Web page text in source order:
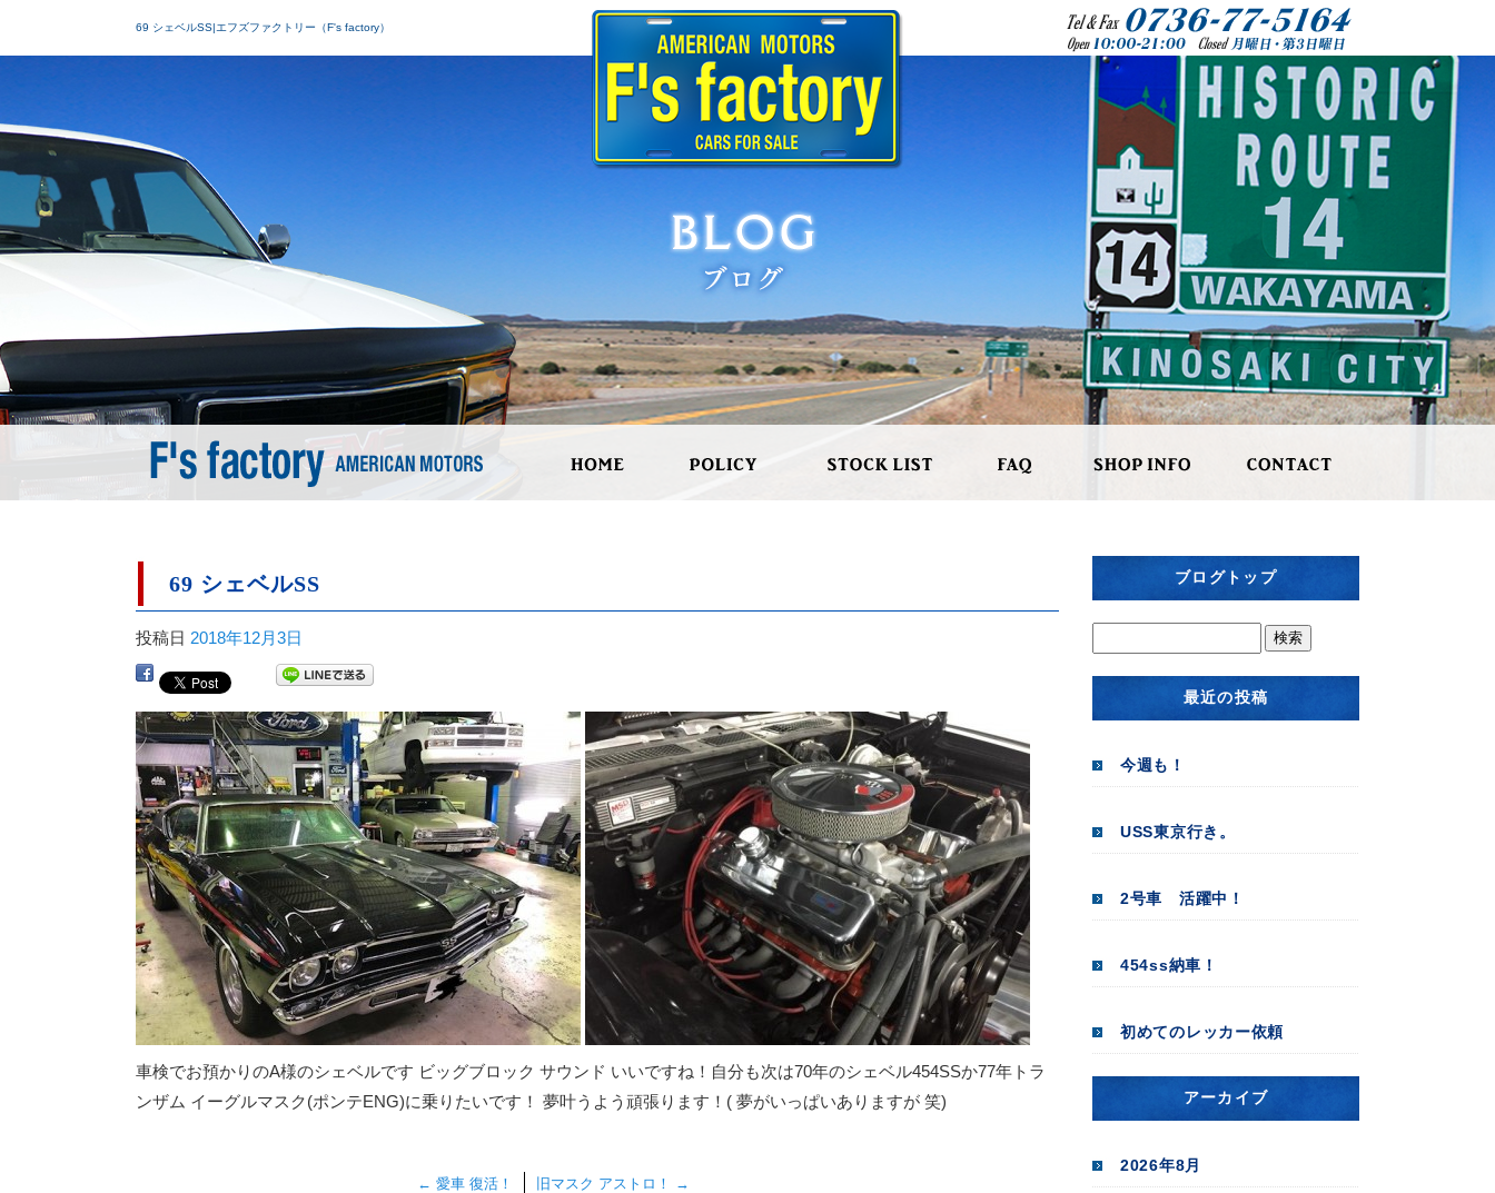
69 シェベルSS|エフズファクトリー（F's factory）
69 シェベルSS
投稿日 2018年12月3日
車検でお預かりのA様のシェベルです ビッグブロック サウンド いいですね！自分も次は70年のシェベル454SSか77年トラ
ンザム イーグルマスク(ポンテENG)に乗りたいです！ 夢叶うよう頑張ります！( 夢がいっぱいありますが 笑)
← 愛車 復活！ 旧マスク アストロ！ →
ブログトップ
最近の投稿
今週も！
USS東京行き。
2号車 活躍中！
454ss納車！
初めてのレッカー依頼
アーカイブ
2026年8月